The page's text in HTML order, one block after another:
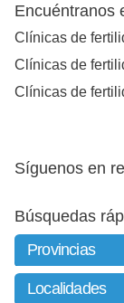
Encuéntranos
Clínicas de
Clínicas de
Clínicas de
Síguenos en
Búsquedas